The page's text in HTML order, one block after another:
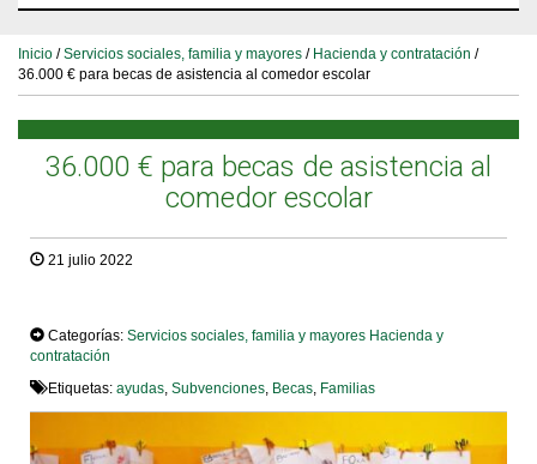
Inicio /Servicios sociales, familia y mayores / Hacienda y contratación /
36.000 € para becas de asistencia al comedor escolar
36.000 € para becas de asistencia al
comedor escolar
21 julio 2022
Categorías: Servicios sociales, familia y mayores Hacienda y
contratación
Etiquetas: ayudas Subvenciones Becas Familias